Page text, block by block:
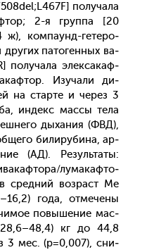
по­луча­ла
2-я груп­па [20
ж), ком­па­унд-ге­теро­
дру­гих па­тоген­ных ва­
по­луча­ла элек­са­каф­
Изу­чали ди­
на стар­те и че­рез 3
ин­декс мас­сы те­ла
ды­хания (ФВД),
би­лиру­бина, ар­
(АД). Ре­зуль­та­ты:
лу­макаф­то­
сред­ний воз­раст Ме
го­да, от­ме­чены
по­выше­ние мас­
кг до 44,8
3 мес. (р=0,007), сни­